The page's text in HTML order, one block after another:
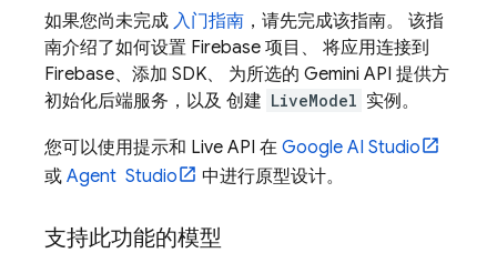
如果您尚未完成 入门指南 ，请先完成该指南。 该指
南介绍了如何设置 Firebase 项目、 将应用连接到
Firebase、添加 SDK、 为所选的 Gemini API 提供方
初始化后端服务，以及 创建 LiveModel 实例。
您可以使用提示和 Live API 在 Google AI Studio
或 Agent Studio 中进行原型设计。
支持此功能的模型